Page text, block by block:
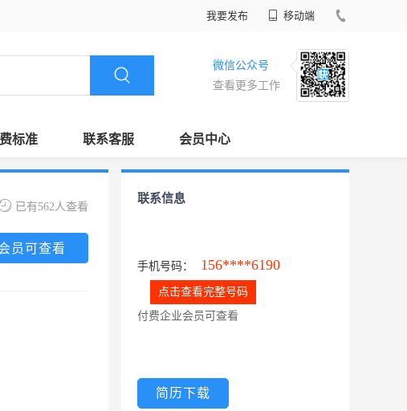
我要发布 移动端
微信公众号
查看更多工作
标准 联系客服 会员中心
已有562人查看
员可查看
联系信息
手机号码： 156****6190
点击查看完整号码
付费企业会员可查看
简历下载